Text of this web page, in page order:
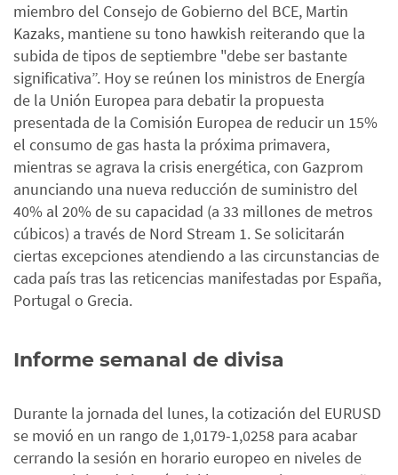
miembro del Consejo de Gobierno del BCE, Martin
Kazaks, mantiene su tono hawkish reiterando que la
subida de tipos de septiembre "debe ser bastante
significativa”. Hoy se reúnen los ministros de Energía
de la Unión Europea para debatir la propuesta
presentada de la Comisión Europea de reducir un 15%
el consumo de gas hasta la próxima primavera,
mientras se agrava la crisis energética, con Gazprom
anunciando una nueva reducción de suministro del
40% al 20% de su capacidad (a 33 millones de metros
cúbicos) a través de Nord Stream 1. Se solicitarán
ciertas excepciones atendiendo a las circunstancias de
cada país tras las reticencias manifestadas por España,
Portugal o Grecia.
Informe semanal de divisa
Durante la jornada del lunes, la cotización del EURUSD
se movió en un rango de 1,0179-1,0258 para acabar
cerrando la sesión en horario europeo en niveles de